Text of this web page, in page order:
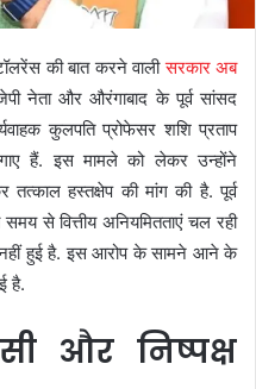
की बात करने वालीसरकार अब
नेता और औरंगाबाद के पूर्व सांसद
कुलपति प्रोफेसर शशि प्रताप
हैं. इस मामले को लेकर उन्होंने
तत्काल हस्तक्षेप की मांग की है. पूर्व
से वित्तीय अनियमितताएं चल रही
हुई है. इस आरोप के सामने आने के
है.
और निष्पक्ष